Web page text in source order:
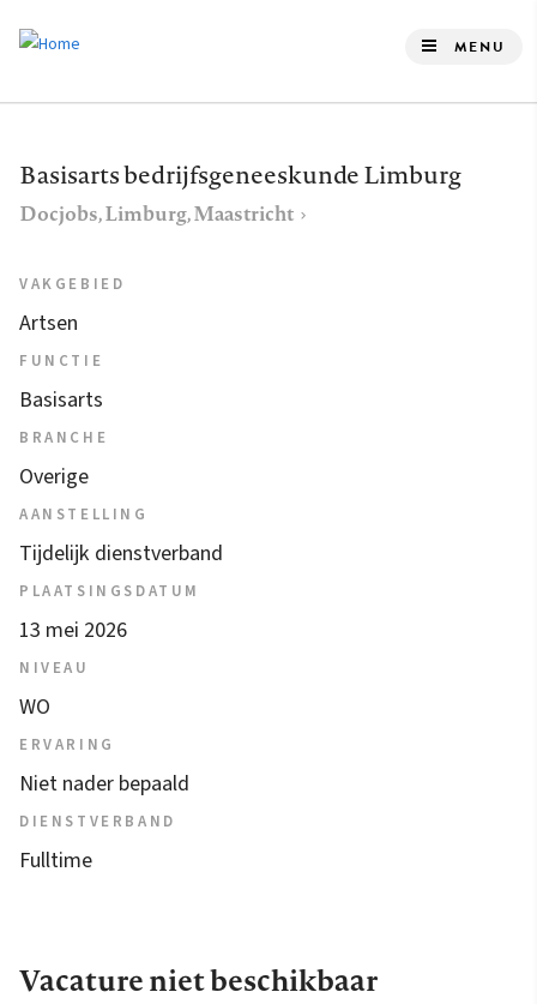
de
gaan
MENU
Basisarts bedrijfsgeneeskunde Limburg
Docjobs, Limburg, Maastricht
VAKGEBIED
Artsen
FUNCTIE
Basisarts
BRANCHE
Overige
AANSTELLING
Tijdelijk dienstverband
PLAATSINGSDATUM
13 mei 2026
NIVEAU
WO
ERVARING
Niet nader bepaald
DIENSTVERBAND
Fulltime
Vacature niet beschikbaar